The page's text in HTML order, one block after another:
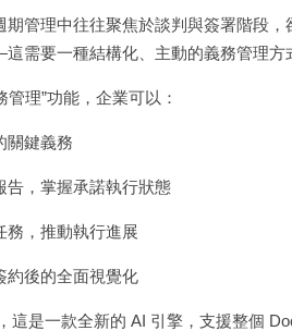
管理中往往聚焦於談判與簽署階段
需要一種結構化、主動的義務管理方
理”功能，企業可以：
關鍵義務
告，掌握承諾執行狀態
務，推動執行進展
約後的全面視覺化
這是一款全新的 AI 引擎，支援整個